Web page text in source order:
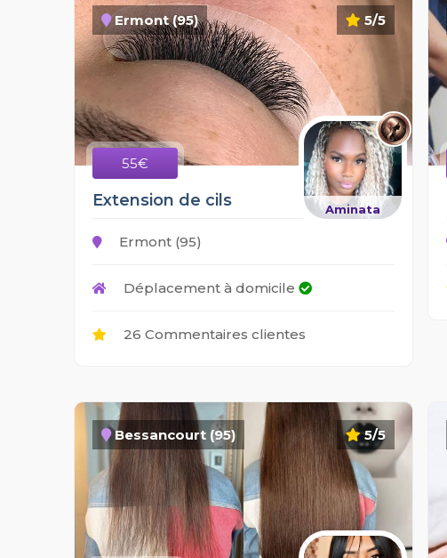
5/5
Ermont (95)
55€
Aminata
Extension de cils
Ermont (95)
Déplacement à domicile
26 Commentaires clientes
5/5
Bessancourt (95)